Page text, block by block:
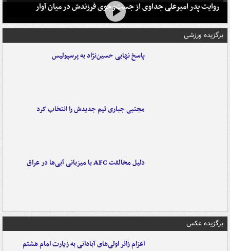
روایت پدر امیرعلی جداوی از جست‌وجوی فرزندش در میان آوار
برگزیده ورزشی
پاسخ نهایی حسین‌نژاد به پرسپولیس
مجتبی جباری تیم جدیدش را انتخاب کرد
دلیل مخالفت AFC با میزبانی آبی‌ها در عراق
برگزیده عکس
اعزام زائر اولی‌های آبادانی به زیارت امام هشتم